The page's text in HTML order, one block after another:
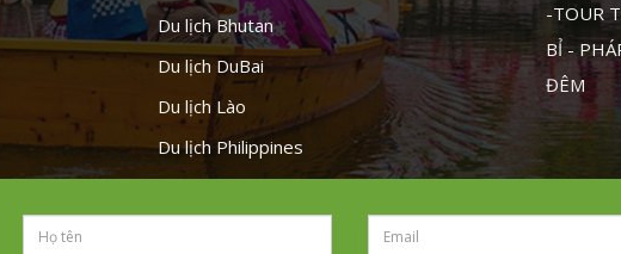
Du lịch Bhutan
Du lịch DuBai
Du lịch Lào
Du lịch Philippines
-TOUR
BỈ -
ĐÊM